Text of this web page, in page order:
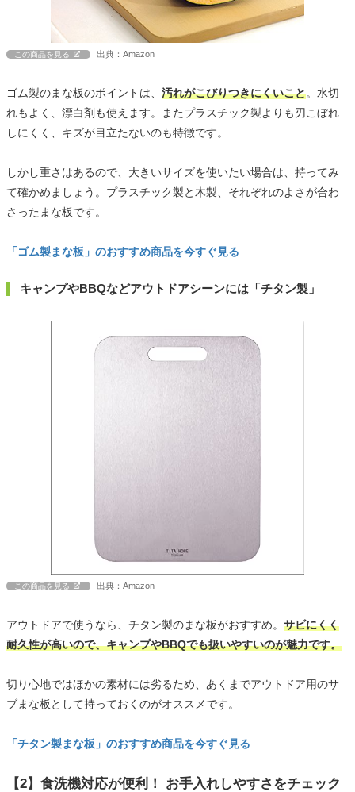
この商品を見る 出典：Amazon
ゴム製のまな板のポイントは、 汚れがこびりつきにくいこと。水切
れもよく、漂白剤も使えます。またプラスチック製よりも刃こぼれ
しにくく、キズが目立たないのも特徴です。
しかし重さはあるので、大きいサイズを使いたい場合は、持ってみ
て確かめましょう。プラスチック製と木製、それぞれのよさが合わ
さったまな板です。
「ゴム製まな板」のおすすめ商品を今すぐ見る
キャンプやBBQなどアウトドアシーンには「チタン製」
この商品を見る 出典：Amazon
アウトドアで使うなら、チタン製のまな板がおすすめ。 サビにくく
耐久性が高いので、キャンプやBBQでも扱いやすいのが魅力です。
切り心地ではほかの素材には劣るため、あくまでアウトドア用のサ
ブまな板として持っておくのがオススメです。
「チタン製まな板」のおすすめ商品を今すぐ見る
【2】食洗機対応が便利！ お手入れしやすさをチェック